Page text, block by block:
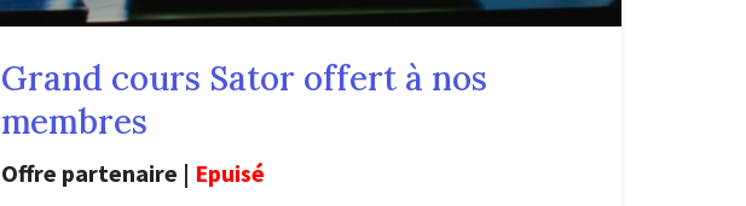
Grand cours Sator offert à nos
membres
Offre partenaire | Epuisé